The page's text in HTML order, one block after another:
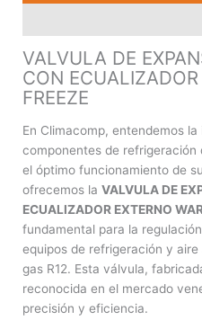
cantidad
VALVULA DE
CON
FREEZE
En Climacomp, entendemos
componentes de
el óptimo funcionamiento de
ofrecemos la VALVULA DE
ECUALIZADOR EXTERNO
fundamental para la
equipos de refrigeración y
gas R12. Esta válvula,
reconocida en el mercado
precisión y eficiencia.